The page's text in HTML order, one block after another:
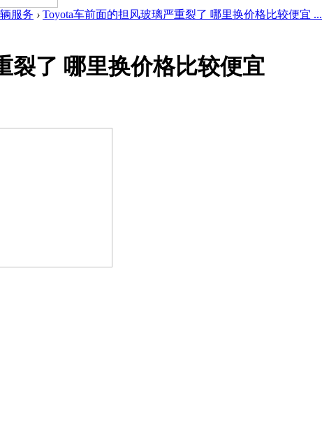
服务 › Toyota车前面的担风玻璃严重裂了 哪里换价格比较便宜 ...
裂了 哪里换价格比较便宜